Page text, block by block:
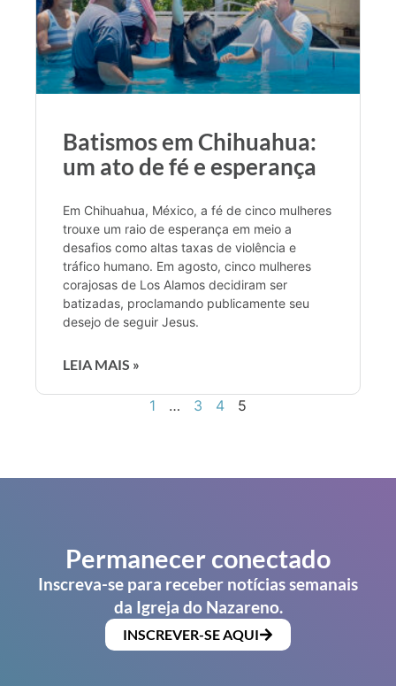
Batismos em Chihuahua:
um ato de fé e esperança
Em Chihuahua, México, a fé de cinco mulheres
trouxe um raio de esperança em meio a
desafios como altas taxas de violência e
tráfico humano. Em agosto, cinco mulheres
corajosas de Los Alamos decidiram ser
batizadas, proclamando publicamente seu
desejo de seguir Jesus.
LEIA MAIS »
1 … 3 4 5
Permanecer conectado
Inscreva-se para receber notícias semanais
da Igreja do Nazareno.
INSCREVER-SE AQUI